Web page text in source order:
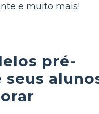
e muito mais!
pré-